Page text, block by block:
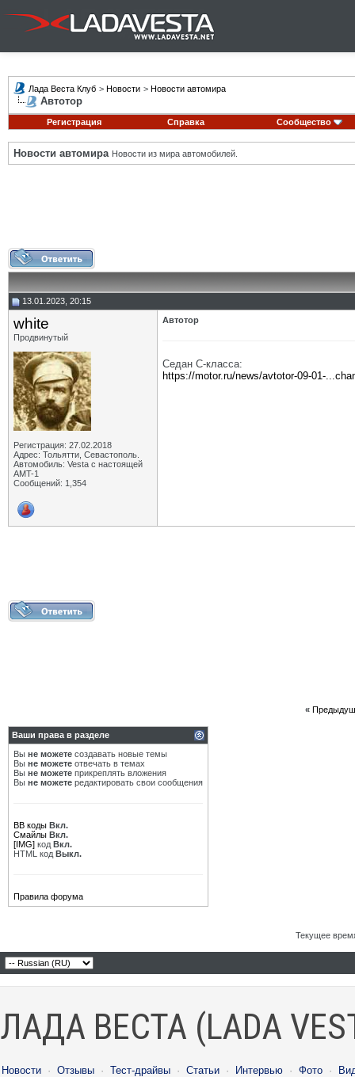
Лада Веста Клуб > Новости > Новости автомира
Автотор
Регистрация Справка Сообщество
Новости автомира Новости из мира автомобилей.
13.01.2023, 20:15
white
Продвинутый
Регистрация: 27.02.2018
Адрес: Тольятти, Севастополь.
Автомобиль: Vesta с настоящей
AMT-1
Сообщений: 1,354
Автотор
Седан С-класса:
https://motor.ru/news/avtotor-09-01-
«
Ваши права в разделе
Вы не можете создавать новые темы
Вы не можете отвечать в темах
Вы не можете прикреплять вложения
Вы не можете редактировать свои сообщения
BB коды Вкл.
Смайлы Вкл.
[IMG] код Вкл.
HTML код Выкл.
Правила форума
Текущее
ЛАДА ВЕСТА (LADA
Новости · Отзывы · Тест-драйвы · Статьи · Интервью · Фото ·